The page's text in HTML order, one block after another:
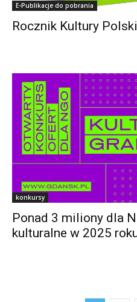
E-Publikacje do pobrania
Rocznik Kultury
konkursy
Ponad 3 miliony dla
kulturalne w 2025